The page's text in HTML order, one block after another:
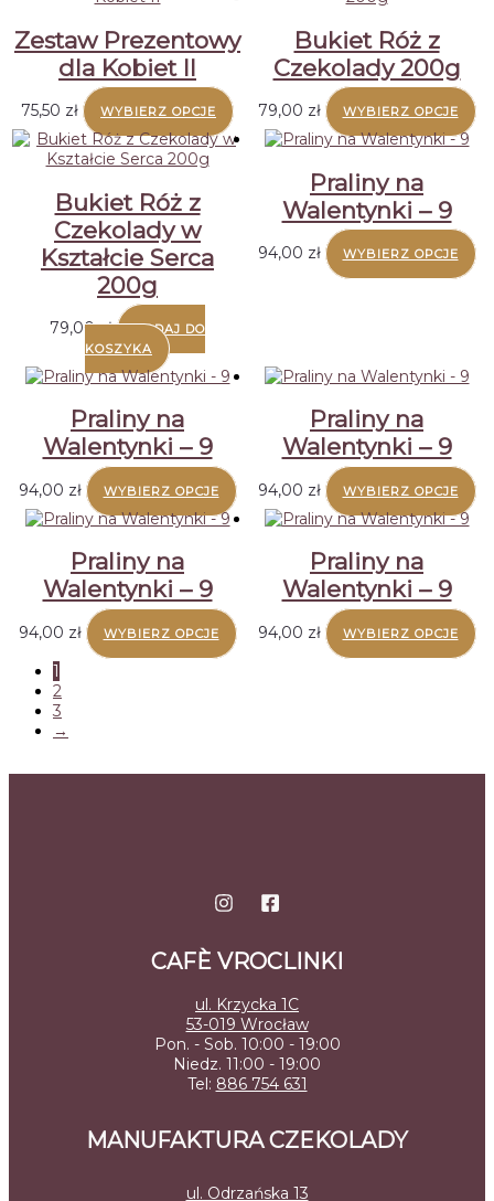
Zestaw Prezentowy
dla Kobiet II
75,50 zł WYBIERZ OPCJE
Bukiet Róż z
Czekolady 200g
79,00 zł WYBIERZ OPCJE
na
Bukiet Róż z
Czekolady w
Kształcie Serca
200g
79,00zł
DODAJ DO
KOSZYKA
Praliny na
Walentynki – 9
94,00 zł WYBIERZ OPCJE
Praliny na
Walentynki – 9
94,00 zł WYBIERZ OPCJE
Praliny na
Walentynki – 9
94,00 zł WYBIERZ OPCJE
Praliny na
Walentynki – 9
94,00 zł WYBIERZ OPCJE
Praliny na
Walentynki – 9
94,00 zł WYBIERZ OPCJE
1
2
3
→
CAFÈ VROCLINKI
ul. Krzycka 1C
53-019 Wrocław
Pon. - Sob. 10:00 - 19:00
Niedz. 11:00 - 19:00
Tel: 886 754 631
MANUFAKTURA CZEKOLADY
ul. Odrzańska 13